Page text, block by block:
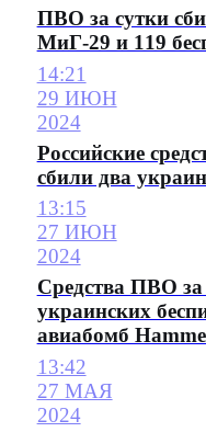
ПВО за сутки
МиГ-29 и 119
14:21
29 ИЮН
2024
Российские
сбили два
13:15
27 ИЮН
2024
Средства ПВО за
украинских
авиабомб
13:42
27 МАЯ
2024